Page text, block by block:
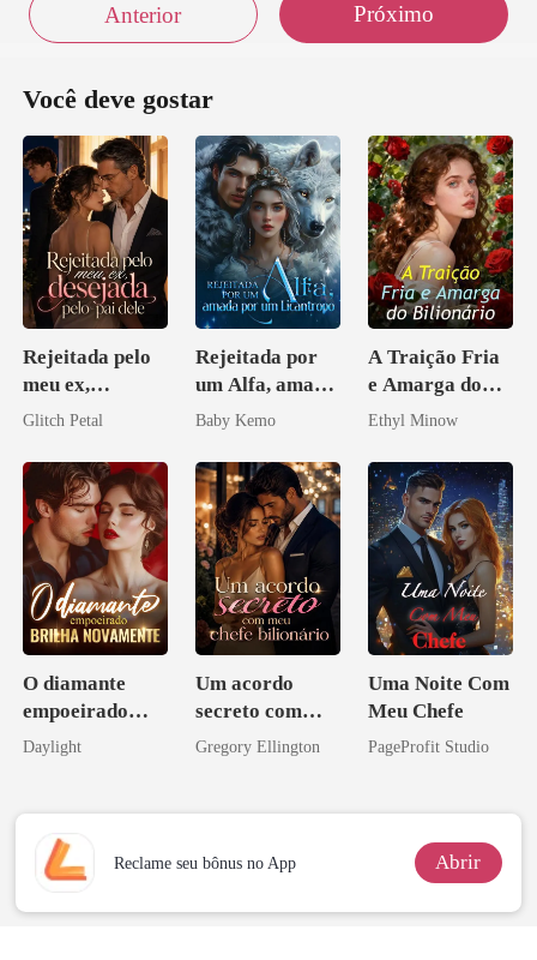
Anterior Próximo
Você deve gostar
Rejeitada pelo
meu ex,
desejada pelo
Glitch Petal
Rejeitada por
um Alfa, amada
por um
Baby Kemo
A Traição Fria
e Amarga do
Bilionário
Ethyl Minow
O diamante
empoeirado
brilha
Daylight
Um acordo
secreto com
meu chefe
Gregory Ellington
Uma Noite Com
Meu Chefe
PageProfit Studio
Reclame seu bônus no App Abrir